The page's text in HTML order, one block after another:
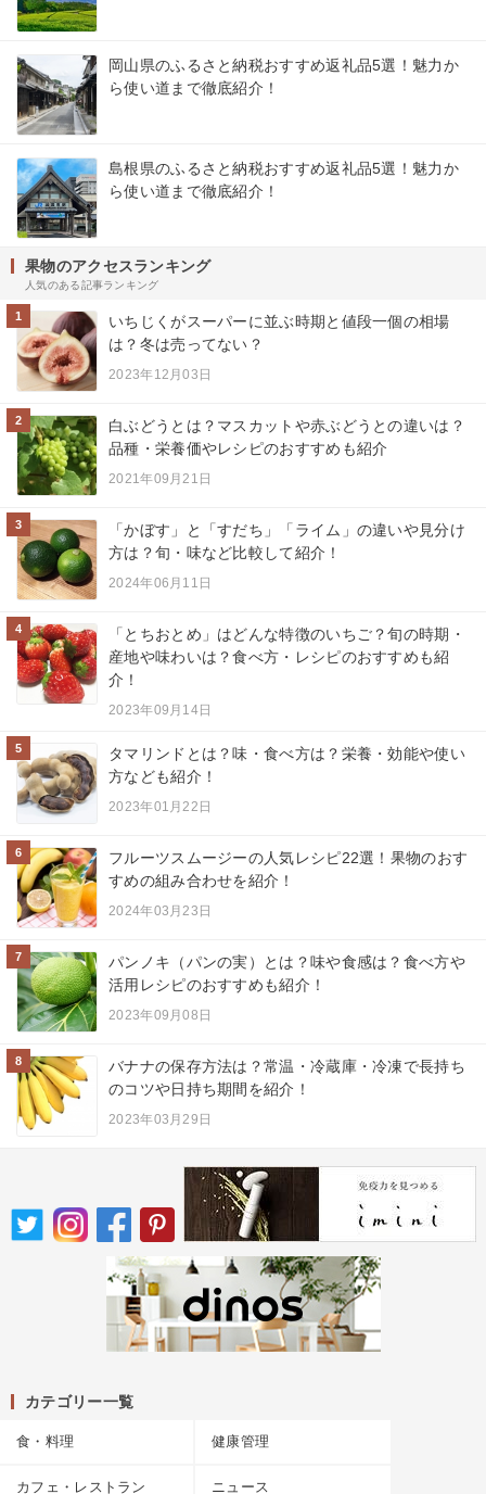
岡山県のふるさと納税おすすめ返礼品5選！魅力か
ら使い道まで徹底紹介！
島根県のふるさと納税おすすめ返礼品5選！魅力か
ら使い道まで徹底紹介！
果物のアクセスランキング
人気のある記事ランキング
1
いちじくがスーパーに並ぶ時期と値段一個の相場
は？冬は売ってない？
2023年12月03日
2
白ぶどうとは？マスカットや赤ぶどうとの違いは？
品種・栄養価やレシピのおすすめも紹介
2021年09月21日
3
「かぼす」と「すだち」「ライム」の違いや見分け
方は？旬・味など比較して紹介！
2024年06月11日
4
「とちおとめ」はどんな特徴のいちご？旬の時期・
産地や味わいは？食べ方・レシピのおすすめも紹
介！
2023年09月14日
5
タマリンドとは？味・食べ方は？栄養・効能や使い
方なども紹介！
2023年01月22日
6
フルーツスムージーの人気レシピ22選！果物のおす
すめの組み合わせを紹介！
2024年03月23日
7
パンノキ（パンの実）とは？味や食感は？食べ方や
活用レシピのおすすめも紹介！
2023年09月08日
8
バナナの保存方法は？常温・冷蔵庫・冷凍で長持ち
のコツや日持ち期間を紹介！
2023年03月29日
カテゴリー一覧
食・料理 健康管理
カフェ・レストラン ニュース